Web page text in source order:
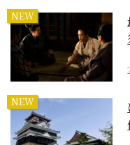
NEW
NEW